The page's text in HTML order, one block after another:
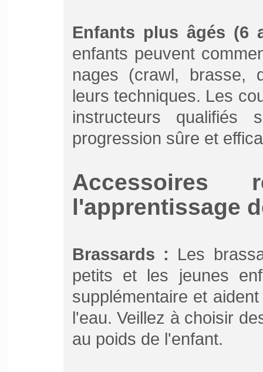
Enfants plus âgés (6
enfants peuvent
nages (crawl, brasse,
leurs techniques. Les
instructeurs qualifiés
progression sûre et
Accessoires
l'apprentissage
Brassards : Les
petits et les jeunes
supplémentaire et
l'eau. Veillez à choisir
au poids de l'enfant.